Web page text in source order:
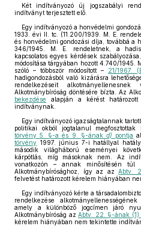
Két indítványozó új jogszabályi
indítványt terjesztett elő.
Egy indítványozó a honvédelmi
1933. évi II. tc. (11.200/1939. M. E.
és honvédelmi gondozási díja, továbbá a
346/1945. M. E. rendeletnek, a
kapcsolatos egyes kérdések
módosítása tárgyában hozott 4.740/1945.
szóló – többször módosított – 21/1967.
hadigondozásból való kizárásra
rendelkezéseit
Alkotmánybíróság döntésére bízta. Az
bekezdése alapján a kérést
indítványnak.
Egy indítványozó igazságtalannak
politikai okból jogtalanul megfosztottak
törvény 5. §-a és 9. §-ának d) pontja
törvény 1997. június 7-i hatállyal
második világháború eseményei
kárpótlás, míg másoknak nem. Az
vonatkozón – annak minősítésén
Alkotmánybírósághoz, így az azAbtv.
felvetést határozott kérelem hiányában
Egy indítványozó kérte a
rendelkezése
amely a különböző jogcímen járó
Alkotmánybíróság azAbtv. 22. §-ának (1)
kérelem hiányában nem tekintette